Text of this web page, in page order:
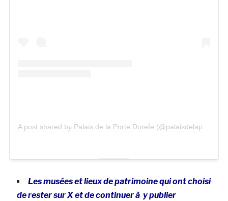
A post shared by Palais de la Porte DoreÌe (@palaisdelaportedoree)
Les musées et lieux de patrimoine qui ont choisi
de rester sur X et de continuer à y publier